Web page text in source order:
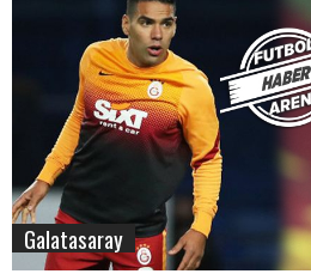
Galatasaray